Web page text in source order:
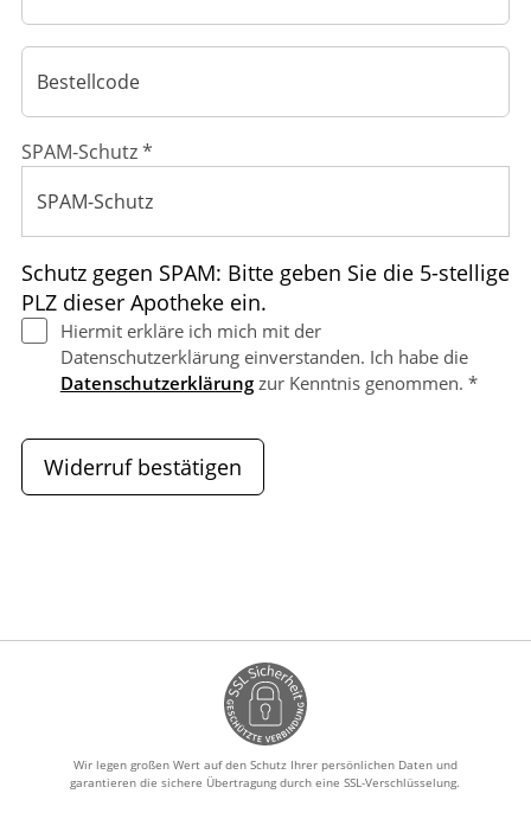
SPAM-Schutz *
Schutz gegen SPAM: Bitte geben Sie die 5-stellige
PLZ dieser Apotheke ein.
Hiermit erkläre ich mich mit der
Datenschutzerklärung einverstanden. Ich habe die
Datenschutzerklärungzur Kenntnis genommen. *
Widerruf bestätigen
Wir legen großen Wert auf den Schutz Ihrer persönlichen Daten und
garantieren die sichere Übertragung durch eine SSL-Verschlüsselung.